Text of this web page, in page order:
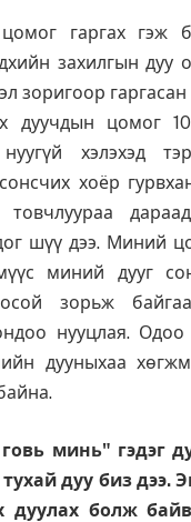
гаргах гэж
захилгын дуу
зоригоор гаргасан
дуучдын цомог
хэлэхэд
хоёр
шүү дээ. Миний
миний дууг
зорьж
нууцлая. Одоо
дууныхаа
минь" гэдэг
дуу биз дээ.
дуулах болж